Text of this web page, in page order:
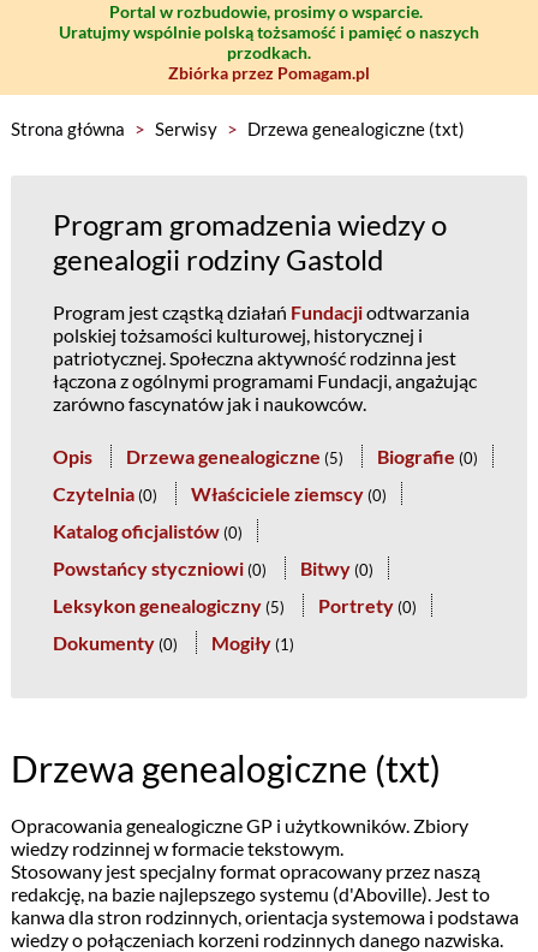
Portal w rozbudowie, prosimy o wsparcie.
Uratujmy wspólnie polską tożsamość i pamięć o naszych
przodkach.
Zbiórka przez Pomagam.pl
Strona główna > Serwisy > Drzewa genealogiczne (txt)
Program gromadzenia wiedzy o
genealogii rodziny Gastold
Program jest cząstką działań Fundacjiodtwarzania
polskiej tożsamości kulturowej, historycznej i
patriotycznej. Społeczna aktywność rodzinna jest
łączona z ogólnymi programami Fundacji, angażując
zarówno fascynatów jak i naukowców.
Opis Drzewa genealogiczne (5) Biografie (0)
Czytelnia (0) Właściciele ziemscy (0)
Katalog oficjalistów (0)
Powstańcy styczniowi (0) Bitwy (0)
Leksykon genealogiczny (5) Portrety (0)
Dokumenty (0) Mogiły (1)
Drzewa genealogiczne (txt)
Opracowania genealogiczne GP i użytkowników. Zbiory
wiedzy rodzinnej w formacie tekstowym.
Stosowany jest specjalny format opracowany przez naszą
redakcję, na bazie najlepszego systemu (d'Aboville). Jest to
kanwa dla stron rodzinnych, orientacja systemowa i podstawa
wiedzy o połączeniach korzeni rodzinnych danego nazwiska.